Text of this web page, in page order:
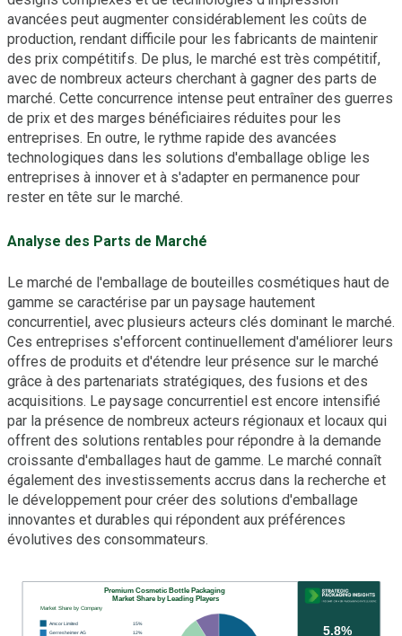
avancées peut augmenter considérablement les coûts de
production, rendant difficile pour les fabricants de maintenir
des prix compétitifs. De plus, le marché est très compétitif,
avec de nombreux acteurs cherchant à gagner des parts de
marché. Cette concurrence intense peut entraîner des guerres
de prix et des marges bénéficiaires réduites pour les
entreprises. En outre, le rythme rapide des avancées
technologiques dans les solutions d'emballage oblige les
entreprises à innover et à s'adapter en permanence pour
rester en tête sur le marché.
Analyse des Parts de Marché
Le marché de l'emballage de bouteilles cosmétiques haut de
gamme se caractérise par un paysage hautement
concurrentiel, avec plusieurs acteurs clés dominant le marché.
Ces entreprises s'efforcent continuellement d'améliorer leurs
offres de produits et d'étendre leur présence sur le marché
grâce à des partenariats stratégiques, des fusions et des
acquisitions. Le paysage concurrentiel est encore intensifié
par la présence de nombreux acteurs régionaux et locaux qui
offrent des solutions rentables pour répondre à la demande
croissante d'emballages haut de gamme. Le marché connaît
également des investissements accrus dans la recherche et
le développement pour créer des solutions d'emballage
innovantes et durables qui répondent aux préférences
évolutives des consommateurs.